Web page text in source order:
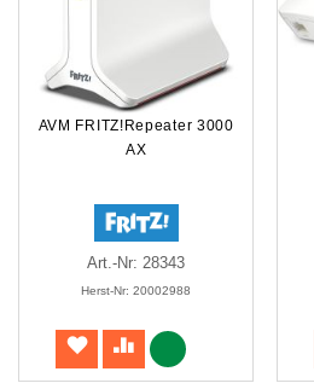
AVM FRITZ!Repeater 3000
AX
Art.-Nr: 28343
Herst-Nr: 20002988